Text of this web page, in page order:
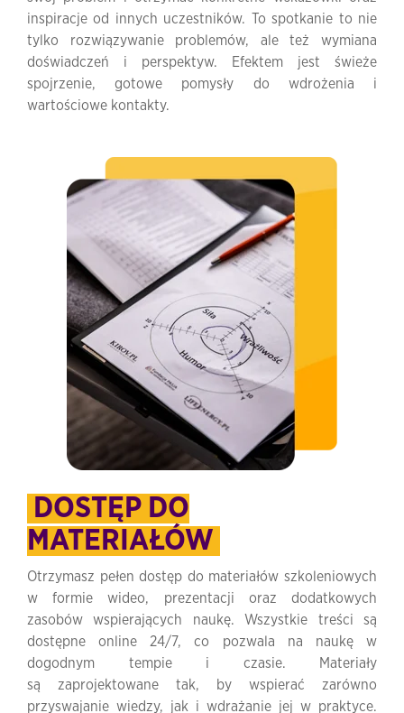
inspiracje od innych uczestników. To spotkanie to nie
tylko rozwiązywanie problemów, ale też wymiana
doświadczeń i perspektyw. Efektem jest świeże
spojrzenie, gotowe pomysły do wdrożenia i
wartościowe kontakty.
DOSTĘP DO
MATERIAŁÓW
Otrzymasz pełen dostęp do materiałów szkoleniowych
w formie wideo, prezentacji oraz dodatkowych
zasobów wspierających naukę. Wszystkie treści są
dostępne online 24/7, co pozwala na naukę w
dogodnym tempie i czasie. Materiały
są zaprojektowane tak, by wspierać zarówno
przyswajanie wiedzy, jak i wdrażanie jej w praktyce.